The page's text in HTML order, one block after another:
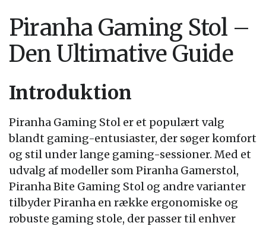
Piranha Gaming Stol –
Den Ultimative Guide
Introduktion
Piranha Gaming Stol er et populært valg
blandt gaming-entusiaster, der søger komfort
og stil under lange gaming-sessioner. Med et
udvalg af modeller som Piranha Gamerstol,
Piranha Bite Gaming Stol og andre varianter
tilbyder Piranha en række ergonomiske og
robuste gaming stole, der passer til enhver